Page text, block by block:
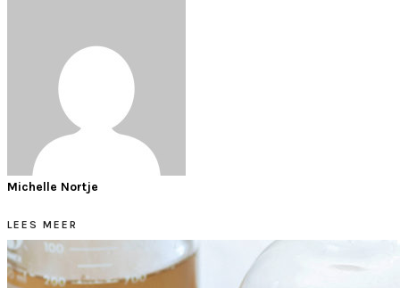
Michelle Nortje
LEES MEER